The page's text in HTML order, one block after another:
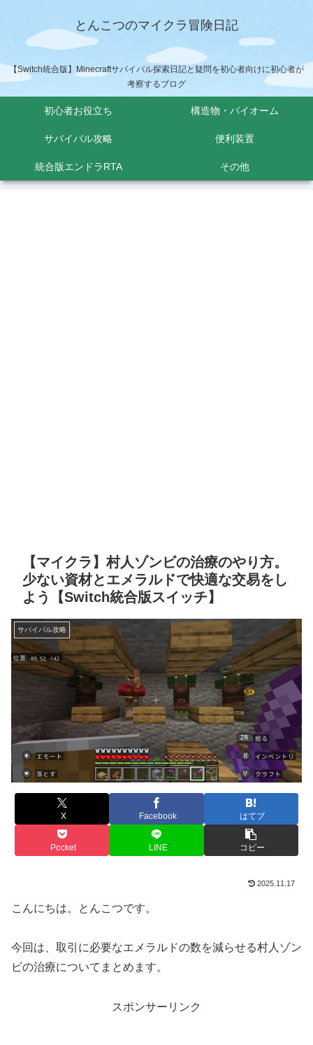
とんこつのマイクラ冒険日記
【Switch統合版】Minecraftサバイバル探索日記と疑問を初心者向けに初心者が
考察するブログ
初心者お役立ち 構造物・バイオーム
サバイバル攻略 便利装置
統合版エンドラRTA その他
【マイクラ】村人ゾンビの治療のやり方。
少ない資材とエメラルドで快適な交易をし
よう【Switch統合版スイッチ】
サバイバル攻略
X Facebook はてブ
Pocket LINE コピー
2025.11.17
こんにちは。とんこつです。
今回は、取引に必要なエメラルドの数を減らせる村人ゾン
ビの治療についてまとめます。
スポンサーリンク